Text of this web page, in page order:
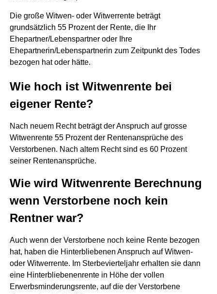
Die große Witwen- oder Witwerrente beträgt
grundsätzlich 55 Prozent der Rente, die Ihr
Ehepartner/Lebenspartner oder Ihre
Ehepartnerin/Lebenspartnerin zum Zeitpunkt des Todes
bezogen hat oder hätte.
Wie hoch ist Witwenrente bei
eigener Rente?
Nach neuem Recht beträgt der Anspruch auf grosse
Witwenrente 55 Prozent der Rentenansprüche des
Verstorbenen. Nach altem Recht sind es 60 Prozent
seiner Rentenansprüche.
Wie wird Witwenrente Berechnung
wenn Verstorbene noch kein
Rentner war?
Auch wenn der Verstorbene noch keine Rente bezogen
hat, haben die Hinterbliebenen Anspruch auf Witwen-
oder Witwerrente. Im Sterbevierteljahr erhalten sie dann
eine Hinterbliebenenrente in Höhe der vollen
Erwerbsminderungsrente, auf die der Verstorbene